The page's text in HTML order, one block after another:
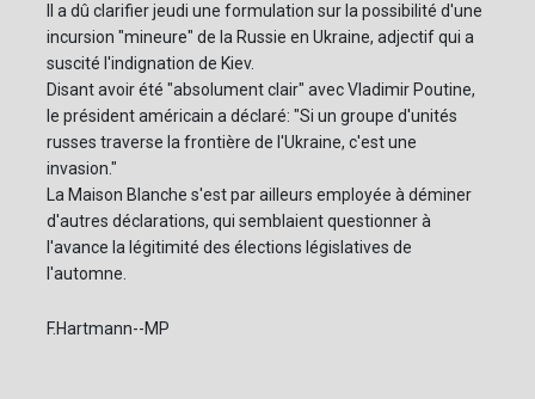
Il a dû clarifier jeudi une formulation sur la possibilité d'une
incursion "mineure" de la Russie en Ukraine, adjectif qui a
suscité l'indignation de Kiev.
Disant avoir été "absolument clair" avec Vladimir Poutine,
le président américain a déclaré: "Si un groupe d'unités
russes traverse la frontière de l'Ukraine, c'est une
invasion."
La Maison Blanche s'est par ailleurs employée à déminer
d'autres déclarations, qui semblaient questionner à
l'avance la légitimité des élections législatives de
l'automne.
F.Hartmann--MP